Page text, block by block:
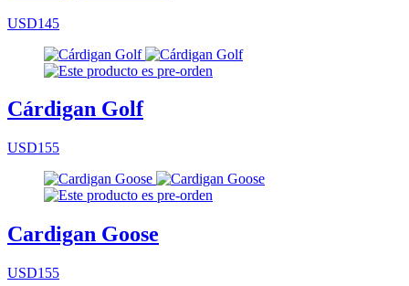
USD145
Cárdigan Golf
USD155
Cardigan Goose
USD155